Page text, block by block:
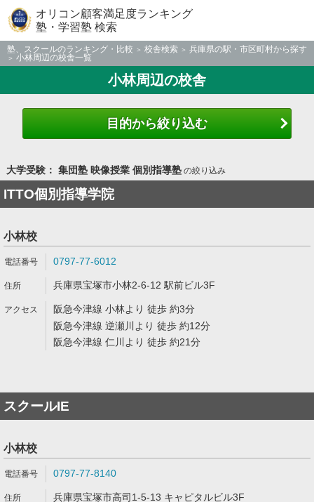
オリコン顧客満足度ランキング
塾・学習塾 検索
塾、スクールのランキング・比較 校舎検索
兵庫県の駅・市区町村から探す
小林周辺の校舎一覧
小林周辺の校舎
目的から絞り込む
大学受験： 集団塾 映像授業 個別指導塾の絞り込み
ITTO個別指導学院
小林校
0797-77-6012
兵庫県宝塚市小林2-6-12 駅前ビル3F
阪急今津線 小林より 徒歩 約3分
阪急今津線 逆瀬川より 徒歩 約12分
阪急今津線 仁川より 徒歩 約21分
スクールIE
小林校
0797-77-8140
兵庫県宝塚市高司1-5-13 キャピタルビル3F